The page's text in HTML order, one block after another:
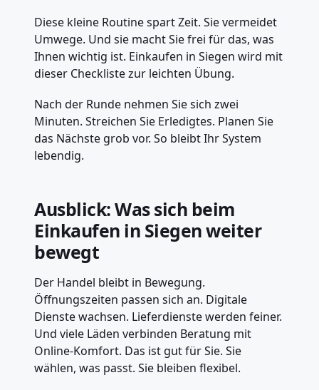
Diese kleine Routine spart Zeit. Sie vermeidet
Umwege. Und sie macht Sie frei für das, was
Ihnen wichtig ist. Einkaufen in Siegen wird mit
dieser Checkliste zur leichten Übung.
Nach der Runde nehmen Sie sich zwei
Minuten. Streichen Sie Erledigtes. Planen Sie
das Nächste grob vor. So bleibt Ihr System
lebendig.
Ausblick: Was sich beim
Einkaufen in Siegen weiter
bewegt
Der Handel bleibt in Bewegung.
Öffnungszeiten passen sich an. Digitale
Dienste wachsen. Lieferdienste werden feiner.
Und viele Läden verbinden Beratung mit
Online-Komfort. Das ist gut für Sie. Sie
wählen, was passt. Sie bleiben flexibel.